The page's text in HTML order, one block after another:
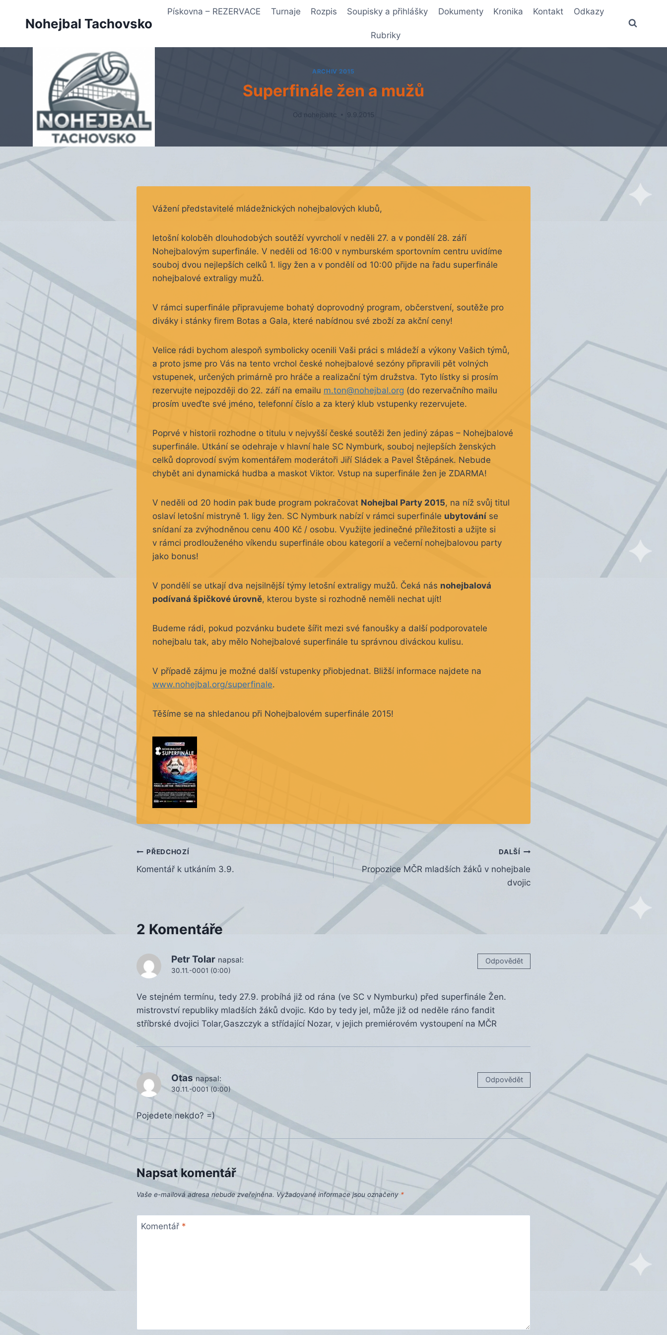
Nohejbal Tachovsko
Pískovna – REZERVACE Turnaje Rozpis Soupisky a přihlášky Dokumenty Kronika Kontakt Odkazy
Rubriky
ARCHIV 2015
Superfinále žen a mužů
Od nohejbaltc 9.9.2015
Vážení představitelé mládežnických nohejbalových klubů,
letošní koloběh dlouhodobých soutěží vyvrcholí v neděli 27. a v pondělí 28. září
Nohejbalovým superfinále. V neděli od 16:00 v nymburském sportovním centru uvidíme
souboj dvou nejlepších celků 1. ligy žen a v pondělí od 10:00 přijde na řadu superfinále
nohejbalové extraligy mužů.
V rámci superfinále připravujeme bohatý doprovodný program, občerstvení, soutěže pro
diváky i stánky firem Botas a Gala, které nabídnou své zboží za akční ceny!
Velice rádi bychom alespoň symbolicky ocenili Vaši práci s mládeží a výkony Vašich týmů,
a proto jsme pro Vás na tento vrchol české nohejbalové sezóny připravili pět volných
vstupenek, určených primárně pro hráče a realizační tým družstva. Tyto lístky si prosím
rezervujte nejpozději do 22. září na emailu m.ton@nohejbal.org (do rezervačního mailu
prosím uveďte své jméno, telefonní číslo a za který klub vstupenky rezervujete.
Poprvé v historii rozhodne o titulu v nejvyšší české soutěži žen jediný zápas – Nohejbalové
superfinále. Utkání se odehraje v hlavní hale SC Nymburk, souboj nejlepších ženských
celků doprovodí svým komentářem moderátoři Jiří Sládek a Pavel Štěpánek. Nebude
chybět ani dynamická hudba a maskot Viktor. Vstup na superfinále žen je ZDARMA!
V neděli od 20 hodin pak bude program pokračovat Nohejbal Party 2015, na níž svůj titul
oslaví letošní mistryně 1. ligy žen. SC Nymburk nabízí v rámci superfinále ubytování se
snídaní za zvýhodněnou cenu 400 Kč / osobu. Využijte jedinečné příležitosti a užijte si
v rámci prodlouženého víkendu superfinále obou kategorií a večerní nohejbalovou party
jako bonus!
V pondělí se utkají dva nejsilnější týmy letošní extraligy mužů. Čeká nás nohejbalová
podívaná špičkové úrovně, kterou byste si rozhodně neměli nechat ujít!
Budeme rádi, pokud pozvánku budete šířit mezi své fanoušky a další podporovatele
nohejbalu tak, aby mělo Nohejbalové superfinále tu správnou diváckou kulisu.
V případě zájmu je možné další vstupenky přiobjednat. Bližší informace najdete na
www.nohejbal.org/superfinale.
Těšíme se na shledanou při Nohejbalovém superfinále 2015!
Navigace
pro
PŘEDCHOZÍ
Komentář k utkáním 3.9.
DALŠÍ
Propozice MČR mladších žáků v nohejbale
dvojic
2 Komentáře
Petr Tolar napsal:
30.11.-0001 (0:00)
Ve stejném termínu, tedy 27.9. probíhá již od rána (ve SC v Nymburku) před superfinále Žen.
mistrovství republiky mladších žáků dvojic. Kdo by tedy jel, může již od neděle ráno fandit
stříbrské dvojici Tolar,Gaszczyk a střídající Nozar, v jejich premiérovém vystoupení na MČR
Odpovědět
Otas napsal:
30.11.-0001 (0:00)
Pojedete nekdo? =)
Odpovědět
Napsat komentář
Vaše e-mailová adresa nebude zveřejněna. Vyžadované informace jsou označeny *
Komentář *